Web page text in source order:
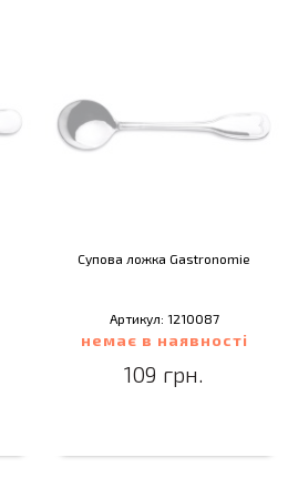
Супова ложка Gastronomie
Артикул: 1210087
немає в наявності
109 грн.